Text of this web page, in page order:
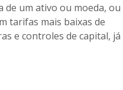
de um ativo ou moeda, ou
tarifas mais baixas de
e controles de capital, já